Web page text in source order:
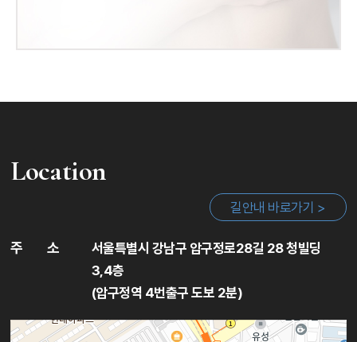
Location
길안내 바로가기 >
주 소
서울특별시 강남구 압구정로28길 28 청빌딩
3,4층
(압구정역 4번출구 도보 2분)